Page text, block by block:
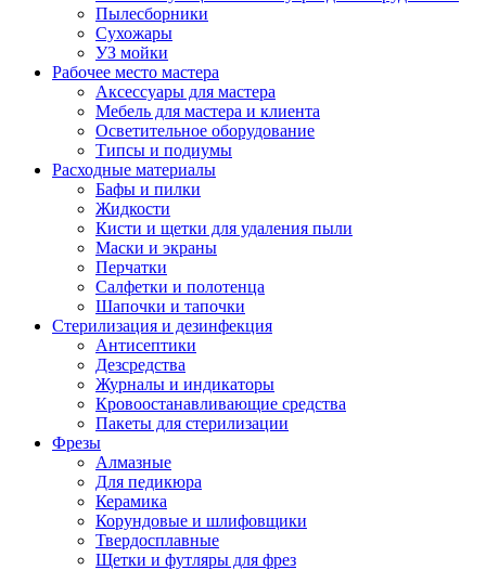
Пылесборники
Сухожары
УЗ мойки
Рабочее место мастера
Аксессуары для мастера
Мебель для мастера и клиента
Осветительное оборудование
Типсы и подиумы
Расходные материалы
Бафы и пилки
Жидкости
Кисти и щетки для удаления пыли
Маски и экраны
Перчатки
Салфетки и полотенца
Шапочки и тапочки
Стерилизация и дезинфекция
Антисептики
Дезсредства
Журналы и индикаторы
Кровоостанавливающие средства
Пакеты для стерилизации
Фрезы
Алмазные
Для педикюра
Керамика
Корундовые и шлифовщики
Твердосплавные
Щетки и футляры для фрез